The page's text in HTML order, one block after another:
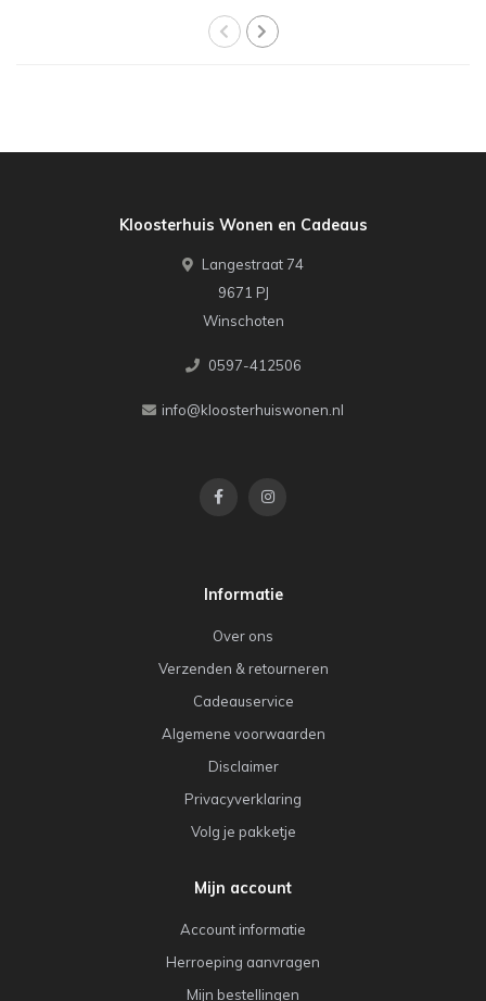
Kloosterhuis Wonen en Cadeaus
Langestraat 74
9671 PJ
Winschoten
0597-412506
info@kloosterhuiswonen.nl
Informatie
Over ons
Verzenden & retourneren
Cadeauservice
Algemene voorwaarden
Disclaimer
Privacyverklaring
Volg je pakketje
Mijn account
Account informatie
Herroeping aanvragen
Mijn bestellingen